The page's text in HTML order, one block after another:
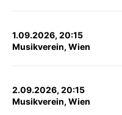
1.09.2026, 20:15
Musikverein, Wien
2.09.2026, 20:15
Musikverein, Wien